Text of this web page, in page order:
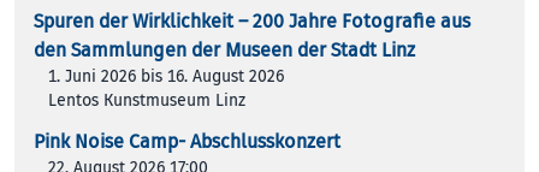
Spuren der Wirklichkeit – 200 Jah­re Foto­gra­fie aus
den Samm­lun­gen der Muse­en der Stadt Linz
1. Juni 2026 bis 16. August 2026
Lentos Kunstmuseum Linz
Pink Noise Camp- Abschlusskonzert
22. August 2026 17:00